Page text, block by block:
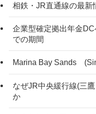
相鉄・JR直通線の最新
企業型確定拠出年金
での期間
Marina Bay Sands
なぜJR中央緩行線(三
か